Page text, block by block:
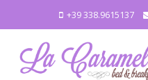
+39 338.9615137